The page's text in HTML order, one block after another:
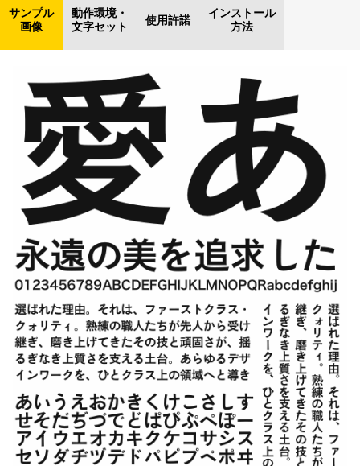
サンプル
画像
動作環境・
文字セット
使用許諾
インストール
方法